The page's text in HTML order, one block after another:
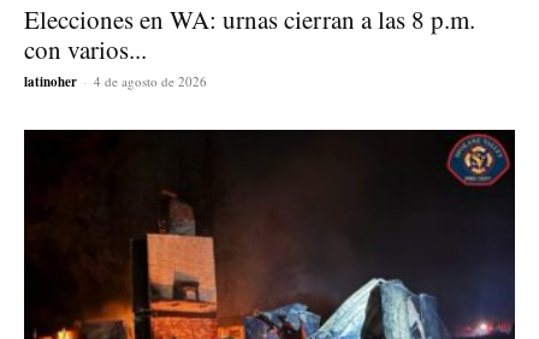
Elecciones en WA: urnas cierran a las 8 p.m.
con varios...
latinoher - 4 de agosto de 2026